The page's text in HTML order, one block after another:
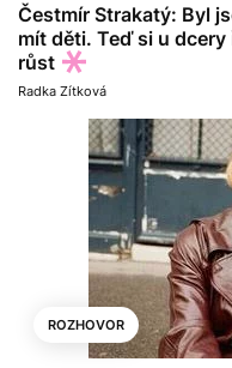
Čestmír Strakatý: Byl
mít děti. Teď si u
růst
Radka Zítková
ROZHOVOR